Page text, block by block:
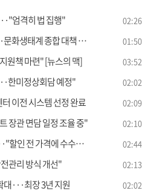
엄격히 법 집행" 02:26
생태계 종합 대책 필요" 01:50
원책 마련" [뉴스의 맥] 03:52
한미정상회담 예정" 02:02
이전 시스템 선정 완료 02:09
장관 면담 일정 조율 중" 02:10
전 가격에 수수료 부과" 02:44
관리 방식 개선" 02:13
···최장 3년 지원 02:02